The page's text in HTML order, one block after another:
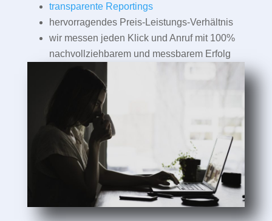
transparente Reportings
hervorragendes Preis-Leistungs-Verhältnis
wir messen jeden Klick und Anruf mit 100%
nachvollziehbarem und messbarem Erfolg